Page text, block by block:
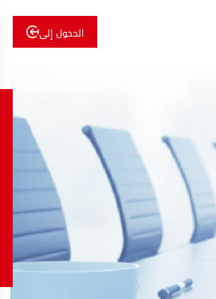
الدخول إلى